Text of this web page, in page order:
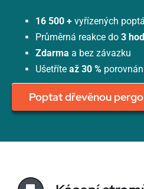
16 500 + vyřízených
Průměrná reakce do 3
Zdarma a bez závazku
Ušetříte až 30 %
Poptat dřevěnou